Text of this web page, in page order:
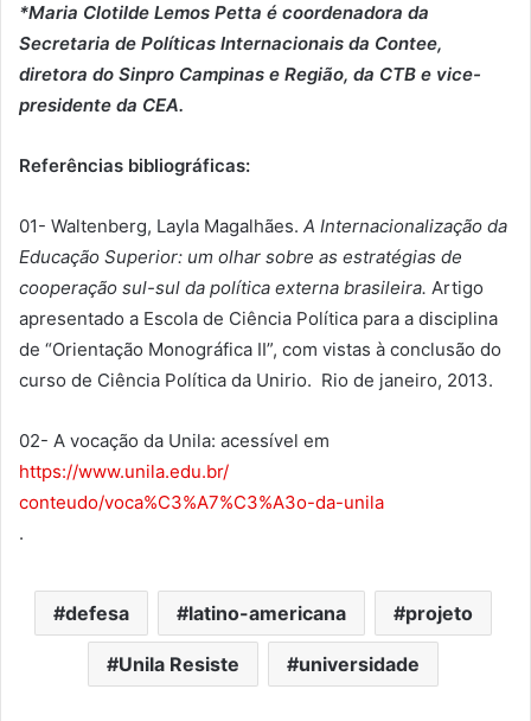
*Maria Clotilde Lemos Petta é coordenadora da
Secretaria de Políticas Internacionais da Contee,
diretora do Sinpro Campinas e Região, da CTB e vice-
presidente da CEA.
Referências bibliográficas:
01- Waltenberg, Layla Magalhães. A Internacionalização da
Educação Superior: um olhar sobre as estratégias de
cooperação sul-sul da política externa brasileira. Artigo
apresentado a Escola de Ciência Política para a disciplina
de “Orientação Monográfica II”, com vistas à conclusão do
curso de Ciência Política da Unirio. Rio de janeiro, 2013.
02- A vocação da Unila: acessível em
https://www.unila.edu.br/
conteudo/voca%C3%A7%C3%A3o-da-unila
.
defesa latino-americana projeto
Unila Resiste universidade